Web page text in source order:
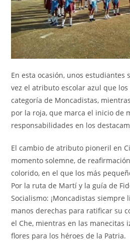
En esta ocasión, unos estudiantes
vez el atributo escolar azul que
categoría de Moncadistas,
por la roja, que marca el inicio de
responsabilidades en los
El cambio de atributo pioneril en
momento solemne, de
colorido, en el que los más
Por la ruta de Martí y la guía de
Socialismo: ¡Moncadistas siempre
manos derechas para ratificar su
el Che, mientras en las manecitas
flores para los héroes de la Patria.